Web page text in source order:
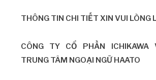
THÔNG TIN CHI TIẾT XIN VUI LÒNG
CÔNG TY CỔ PHẦN
TRUNG TÂM NGOẠI NGỮ HAATO